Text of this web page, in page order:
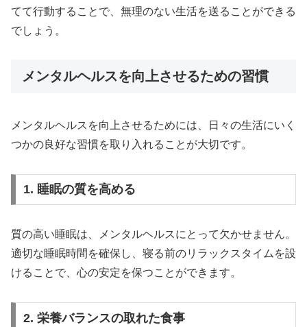
てて行動することで、無理のない生活を送ることができる
でしょう。
メンタルヘルスを向上させるための習慣
メンタルヘルスを向上させるためには、日々の生活にいく
つかの良好な習慣を取り入れることが大切です。
1. 睡眠の質を高める
質の高い睡眠は、メンタルヘルスにとって欠かせません。
適切な睡眠時間を確保し、寝る前のリラックスタイムを設
けることで、心の安定を保つことができます。
2. 栄養バランスの取れた食事